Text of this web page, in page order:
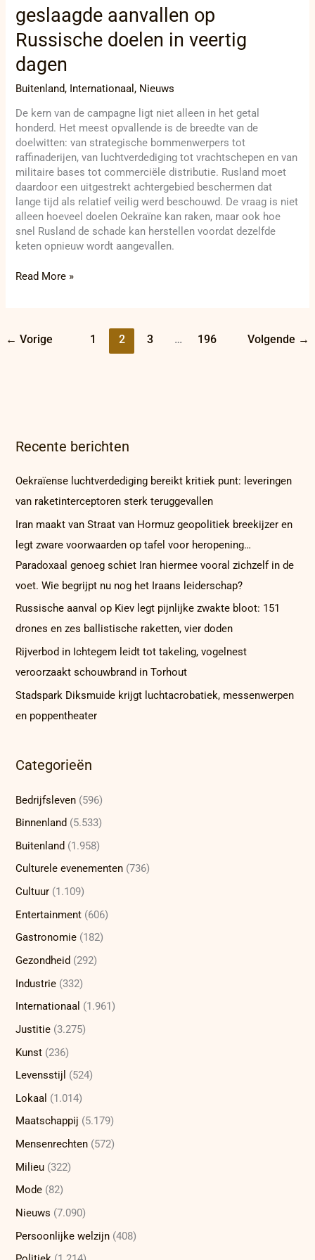
geslaagde aanvallen op
Russische doelen in veertig
dagen
Buitenland, Internationaal, Nieuws
De kern van de campagne ligt niet alleen in het getal
honderd. Het meest opvallende is de breedte van de
doelwitten: van strategische bommenwerpers tot
raffinaderijen, van luchtverdediging tot vrachtschepen en van
militaire bases tot commerciële distributie. Rusland moet
daardoor een uitgestrekt achtergebied beschermen dat
lange tijd als relatief veilig werd beschouwd. De vraag is niet
alleen hoeveel doelen Oekraïne kan raken, maar ook hoe
snel Rusland de schade kan herstellen voordat dezelfde
keten opnieuw wordt aangevallen.
Read More »
← Vorige 1 2 3 … 196 Volgende →
Recente berichten
Oekraïense luchtverdediging bereikt kritiek punt: leveringen
van raketinterceptoren sterk teruggevallen
Iran maakt van Straat van Hormuz geopolitiek breekijzer en
legt zware voorwaarden op tafel voor heropening…
Paradoxaal genoeg schiet Iran hiermee vooral zichzelf in de
voet. Wie begrijpt nu nog het Iraans leiderschap?
Russische aanval op Kiev legt pijnlijke zwakte bloot: 151
drones en zes ballistische raketten, vier doden
Rijverbod in Ichtegem leidt tot takeling, vogelnest
veroorzaakt schouwbrand in Torhout
Stadspark Diksmuide krijgt luchtacrobatiek, messenwerpen
en poppentheater
Categorieën
Bedrijfsleven (596)
Binnenland (5.533)
Buitenland (1.958)
Culturele evenementen (736)
Cultuur (1.109)
Entertainment (606)
Gastronomie (182)
Gezondheid (292)
Industrie (332)
Internationaal (1.961)
Justitie (3.275)
Kunst (236)
Levensstijl (524)
Lokaal (1.014)
Maatschappij (5.179)
Mensenrechten (572)
Milieu (322)
Mode (82)
Nieuws (7.090)
Persoonlijke welzijn (408)